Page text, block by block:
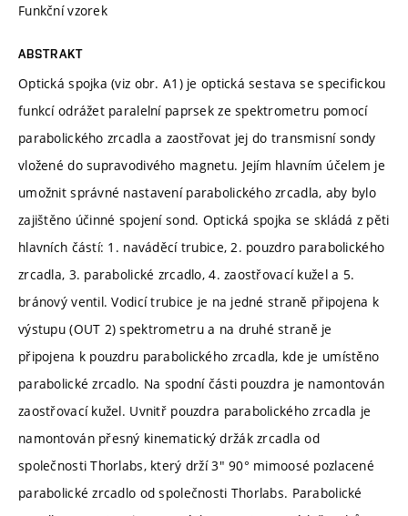
Funkční vzorek
ABSTRAKT
Optická spojka (viz obr. A1) je optická sestava se specifickou
funkcí odrážet paralelní paprsek ze spektrometru pomocí
parabolického zrcadla a zaostřovat jej do transmisní sondy
vložené do supravodivého magnetu. Jejím hlavním účelem je
umožnit správné nastavení parabolického zrcadla, aby bylo
zajištěno účinné spojení sond. Optická spojka se skládá z pěti
hlavních částí: 1. naváděcí trubice, 2. pouzdro parabolického
zrcadla, 3. parabolické zrcadlo, 4. zaostřovací kužel a 5.
bránový ventil. Vodicí trubice je na jedné straně připojena k
výstupu (OUT 2) spektrometru a na druhé straně je
připojena k pouzdru parabolického zrcadla, kde je umístěno
parabolické zrcadlo. Na spodní části pouzdra je namontován
zaostřovací kužel. Uvnitř pouzdra parabolického zrcadla je
namontován přesný kinematický držák zrcadla od
společnosti Thorlabs, který drží 3" 90° mimoosé pozlacené
parabolické zrcadlo od společnosti Thorlabs. Parabolické